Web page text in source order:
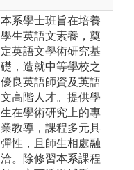
本系學士班旨在培養
學生英語文素養，奠
定英語文學術研究基
礎，造就中等學校之
優良英語師資及英語
文高階人才。提供學
生在學術研究上的專
業教導，課程多元具
彈性，且師生相處融
洽。除修習本系課程